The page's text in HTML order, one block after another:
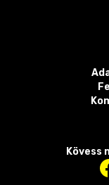
Kövess